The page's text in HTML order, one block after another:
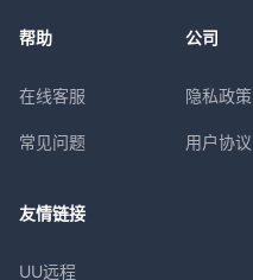
帮助
在线客服
常见问题
公司
隐私政策
用户协议
友情链接
UU远程